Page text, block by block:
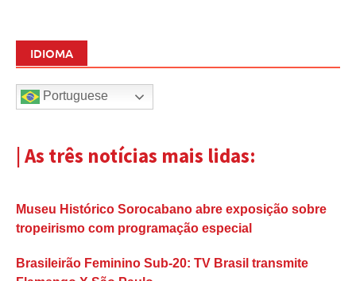
IDIOMA
Portuguese
| As três notícias mais lidas:
Museu Histórico Sorocabano abre exposição sobre
tropeirismo com programação especial
Brasileirão Feminino Sub-20: TV Brasil transmite